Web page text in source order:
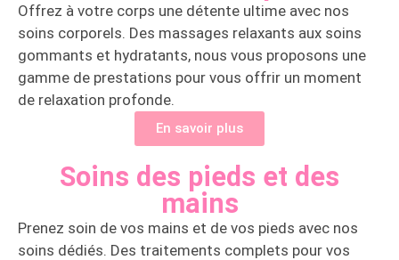
Offrez à votre corps une détente ultime avec nos
soins corporels. Des massages relaxants aux soins
gommants et hydratants, nous vous proposons une
gamme de prestations pour vous offrir un moment
de relaxation profonde.
En savoir plus
Soins des pieds et des
mains
Prenez soin de vos mains et de vos pieds avec nos
soins dédiés. Des traitements complets pour vos